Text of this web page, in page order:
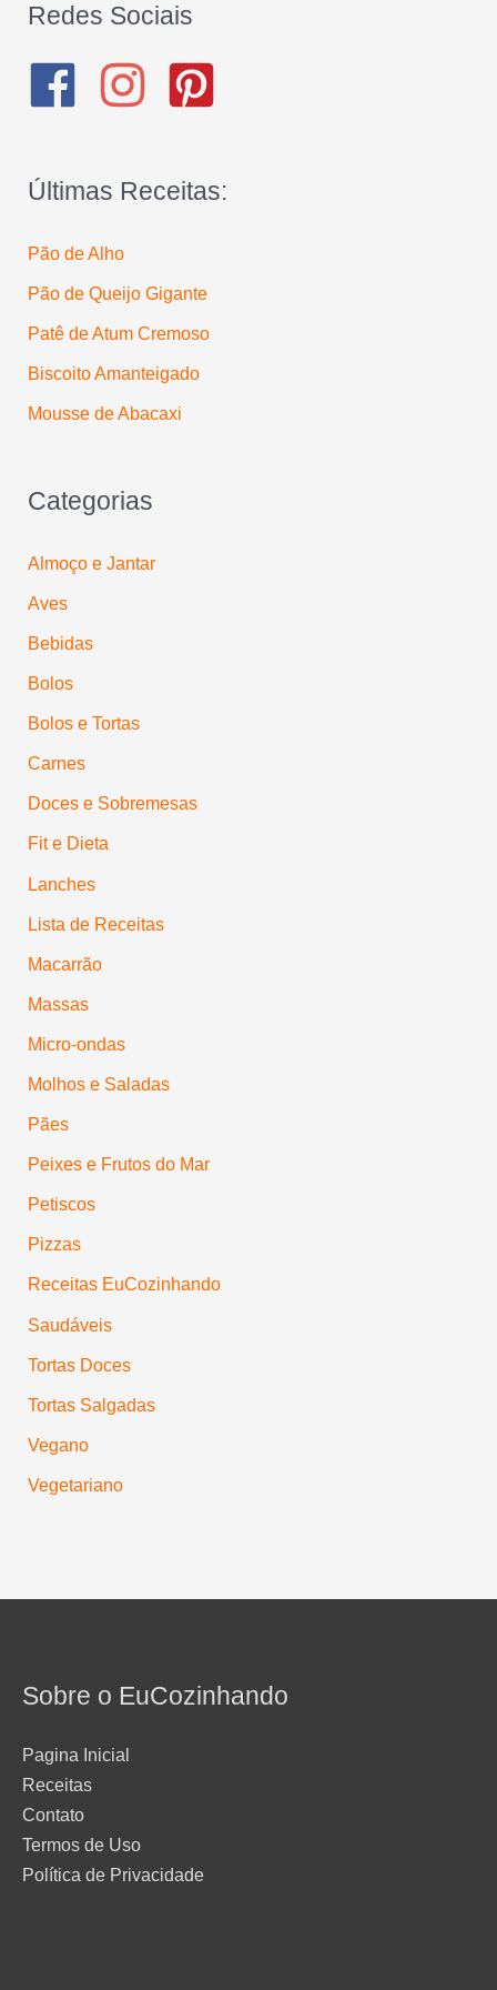
q
r
o
r
:
Redes Sociais
Últimas Receitas:
Pão de Alho
Pão de Queijo Gigante
Patê de Atum Cremoso
Biscoito Amanteigado
Mousse de Abacaxi
Categorias
Almoço e Jantar
Aves
Bebidas
Bolos
Bolos e Tortas
Carnes
Doces e Sobremesas
Fit e Dieta
Lanches
Lista de Receitas
Macarrão
Massas
Micro-ondas
Molhos e Saladas
Pães
Peixes e Frutos do Mar
Petiscos
Pizzas
Receitas EuCozinhando
Saudáveis
Tortas Doces
Tortas Salgadas
Vegano
Vegetariano
Sobre o EuCozinhando
Pagina Inicial
Receitas
Contato
Termos de Uso
Política de Privacidade